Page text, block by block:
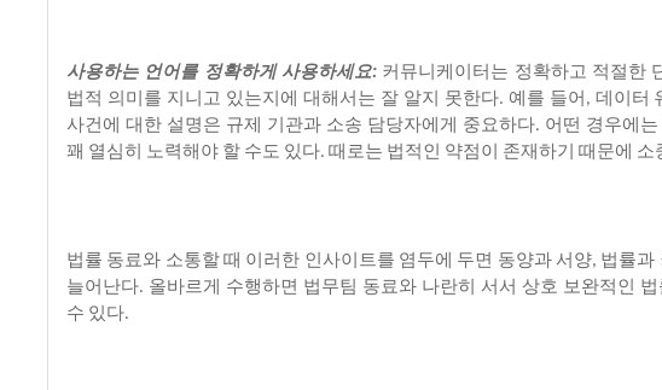
사용하는 언어를 정확하게 사용하세요: 커뮤니케이터는 정확하고 적절한
법적 의미를 지니고 있는지에 대해서는 잘 알지 못한다. 예를 들어 , 데이터
사건에 대한 설명은 규제 기관과 소송 담당자에게 중요하다. 어떤 경우에는
꽤 열심히 노력해야 할 수도 있다. 때로는 법적인 약점이 존재하기 때문에 소
법률 동료와 소통할 때 이러한 인사이트를 염두에 두면 동양과 서양, 법률과
늘어난다. 올바르게 수행하면 법무팀 동료와 나란히 서서 상호 보완적인 법
수 있다.